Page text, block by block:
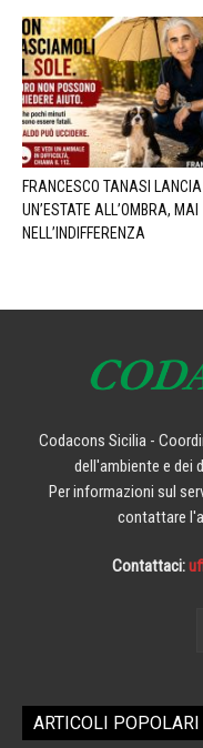
FRANCESCO TANASI LANCIA
UN’ESTATE ALL’OMBRA, MAI
NELL’INDIFFERENZA
Codacons Sicilia -
dell'ambiente e dei
Per informazioni sul
contattare
Contattaci:
ARTICOLI POPOLARI